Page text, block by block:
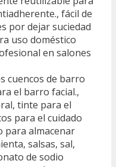
fácil de
por dejar suciedad
uso doméstico
en salones
cuencos de barro
el barro facial.,
tinte para el
para el cuidado
para almacenar
salsas, sal,
de sodio